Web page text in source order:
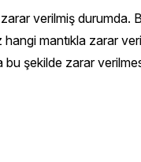
verilmiş durumda.
hangi mantıkla zarar
bu şekilde zarar